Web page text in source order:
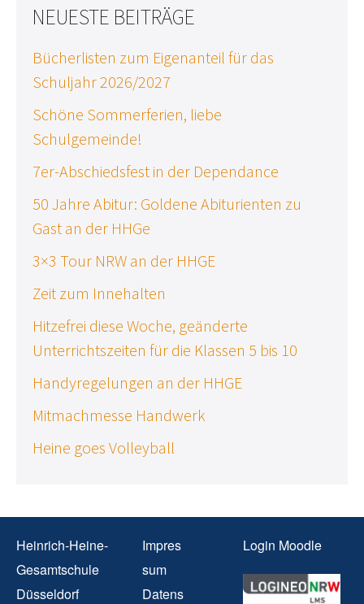
NEUESTE BEITRÄGE
Bücherlisten zum Eigenanteil für das
Schuljahr 2026/2027
Schöne Sommerferien, liebe
Schulgemeinde!
7er-Abschiedsfest in der Dependance
50 Jahre Abitur: Goldene Abiturienten zu
Gast an der HHGe
3×3 Tour NRW an der HHGE
Zeit zum Innehalten
Hitzefrei diese Woche, geänderte
Unterrichtszeiten für die Klassen 5 bis 10
Handyregelungen an der HHGE
Mitmachmesse Handwerk
Heine goes Volleyball
Heinrich-Heine-
Gesamtschule
Düsseldorf
Impres
sum
Datens
Login Moodle